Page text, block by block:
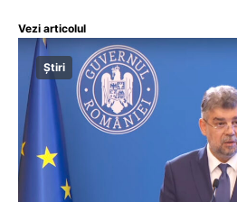
Vezi articolul
Știri